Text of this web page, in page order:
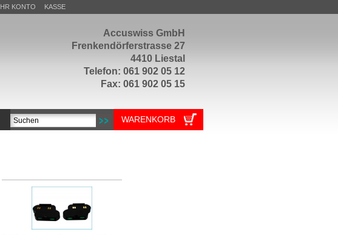
Accuswiss GmbH
Frenkendörferstrasse 27
4410 Liestal
Telefon: 061 902 05 12
Fax: 061 902 05 15
KONTO KASSE
WARENKORB